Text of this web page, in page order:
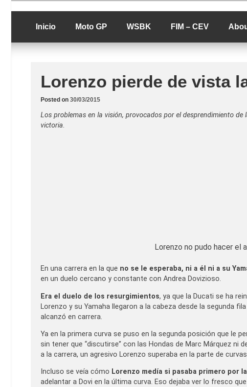
to
contentLucio Lopez GP
luciolopezgp
Inicio Moto GP WSBK FIM – CEV
Lorenzo pierde de vista
Posted on 30/03/2015
Los problemas en la visión, provocados por el desprendimiento
victoria.
Lorenzo no pudo hacer el
En una carrera en la que no se le esperaba, ni a él ni a su
en un duelo cercano y constante con Andrea Dovizioso.
Era el duelo de los resurgimientos, ya que la Ducati se ha
Lorenzo y su Yamaha llegaron a la cabeza desde la segunda
alcanzó en carrera.
Ya en la primera curva se puso en la segunda posición que le
sin tener que “discutirse” con las Hondas de Marc Márquez ni
a la carrera, un agresivo Lorenzo superaba en la parte de
Incluso se veía cómo Lorenzo medía si pasaba primero por
adelantar a Dovi en la última curva. Eso dejaba ver lo fresco